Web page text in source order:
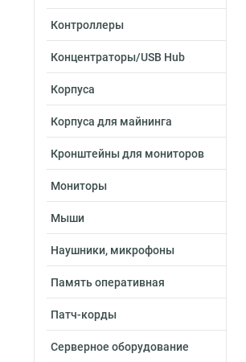
Контроллеры
Концентраторы/USB Hub
Корпуса
Корпуса для майнинга
Кронштейны для мониторов
Мониторы
Мыши
Наушники, микрофоны
Память оперативная
Патч-корды
Серверное оборудование